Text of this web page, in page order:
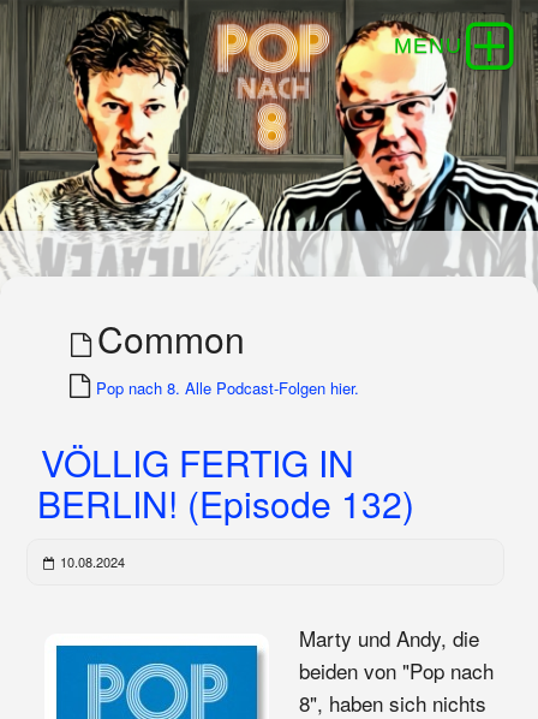
Common
Pop nach 8. Alle Podcast-Folgen hier.
VÖLLIG FERTIG IN
BERLIN! (Episode 132)
10.08.2024
Marty und Andy, die
beiden von "Pop nach
8", haben sich nichts